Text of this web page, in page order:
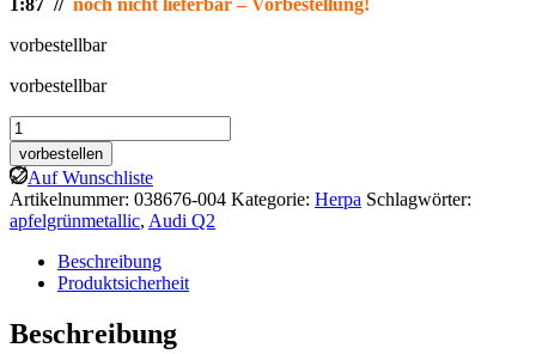
vorbestellbar
vorbestellbar
Herpa:
Audi
Q2,
apfelgrünmetallic
Menge
vorbestellen
Auf Wunschliste
Artikelnummer: 038676-004 Kategorie: Herpa Schlagwörter:
apfelgrünmetallic, Audi Q2
Beschreibung
Produktsicherheit
Beschreibung